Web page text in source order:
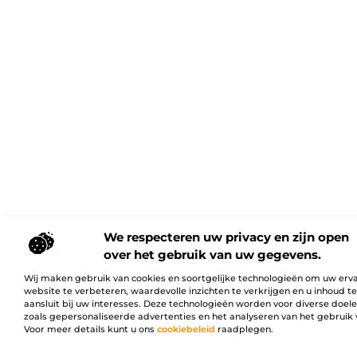
We respecteren uw privacy en zijn open
over het gebruik van uw gegevens.
Wij maken gebruik van cookies en soortgelijke technologieën om uw
website te verbeteren, waardevolle inzichten te verkrijgen en u inhoud
aansluit bij uw interesses. Deze technologieën worden voor diverse
zoals gepersonaliseerde advertenties en het analyseren van het gebruik
Voor meer details kunt u ons cookiebeleid raadplegen.